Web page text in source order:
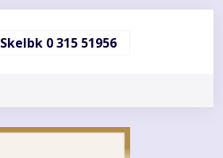
Skelbk 0 315 51956